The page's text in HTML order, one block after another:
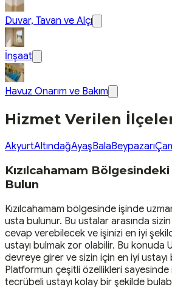
Duvar, Tavan ve Alçı
İnşaat
Havuz Onarım ve Bakım
Hizmet Verilen
AkyurtAltındağAyaşBalaBeypazarı
Kızılcahamam Bölgesindeki
Bulun
Kızılcahamam bölgesinde işinde
usta bulunur. Bu ustalar arasında
cevap verebilecek ve işinizi en iyi
ustayı bulmak zor olabilir. Bu konuda
devreye girer ve sizin için en iyi ustayı
Platformun çeşitli özellikleri
tecrübeli ustayı kolay bir şekilde